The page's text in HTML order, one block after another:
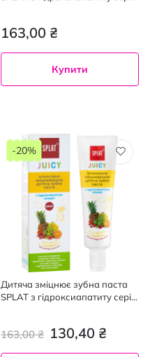
163,00 ₴
Купити
Дитяча зміцнює зубна паста
SPLAT з гідроксиапатиту серії
130,40 ₴
163,00 ₴
-20%